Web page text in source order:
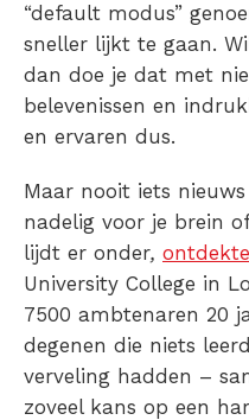
“default modus”
sneller lijkt te gaan.
dan doe je dat met
belevenissen en
en ervaren dus.
Maar nooit iets
nadelig voor je brein
lijdt er onder,
University College in
7500 ambtenaren 20
degenen die niets
verveling hadden –
zoveel kans op een